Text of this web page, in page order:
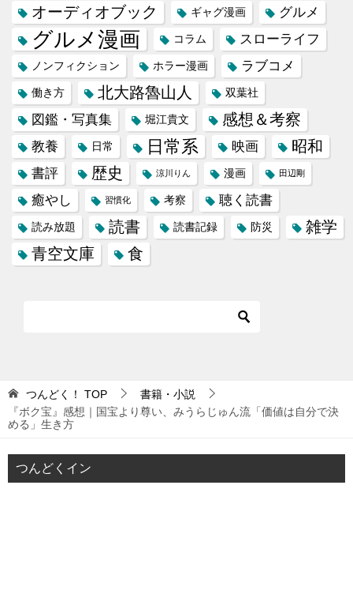
オーディオブック ギャグ漫画 グルメ
グルメ漫画 コラム スローライフ
ノンフィクション ホラー漫画 ラブコメ
働き方 北大路魯山人 双葉社
図鑑・写真集 堀江貴文 感想＆考察
教養 日常 日常系 映画 昭和
書評 歴史 涼川りん 漫画 田辺剛
癒やし 習慣化 考察 聴く読書
読み放題 読書 読書記録 防災
雑学
青空文庫
食
つんどく！ TOP
書籍・小説
『ボク宝』感想｜国宝より尊い、みうらじゅん流「価値は自分で決
める」生き方
つんどくイン